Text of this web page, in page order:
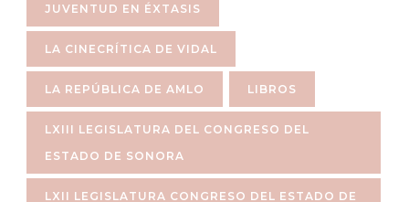
JUVENTUD EN ÉXTASIS
LA CINECRÍTICA DE VIDAL
LA REPÚBLICA DE AMLO LIBROS
LXIII LEGISLATURA DEL CONGRESO DEL
ESTADO DE SONORA
LXII LEGISLATURA CONGRESO DEL ESTADO DE